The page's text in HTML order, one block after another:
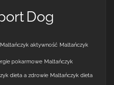
Dog
Maltańczyk aktywność Maltańczyk
pokarmowe Maltańczyk
dieta a zdrowie Maltańczyk dieta